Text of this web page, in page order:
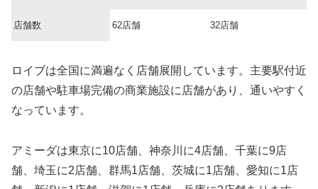
店舗数 62店舗 32店舗
ロイブは全国に満遍なく店舗展開しています。主要駅付近
の店舗や駐車場完備の商業施設に店舗があり、通いやすく
なっています。
アミーダは東京に10店舗、神奈川に4店舗、千葉に9店
舗、埼玉に2店舗、群馬1店舗、茨城に1店舗、愛知に1店